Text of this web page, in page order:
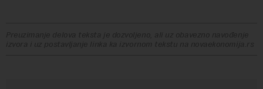
Preuzimanje delova teksta je dozvoljeno, ali uz obavezno navođenje
izvora i uz postavljanje linka ka izvornom tekstu na novaekonomija.rs